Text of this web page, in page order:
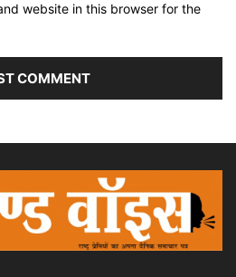
website in this browser for the